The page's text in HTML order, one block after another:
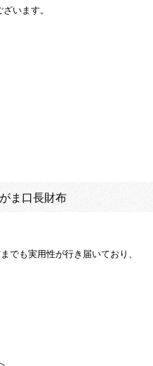
います。
ま口長財布
でも実用性が行き届いており、